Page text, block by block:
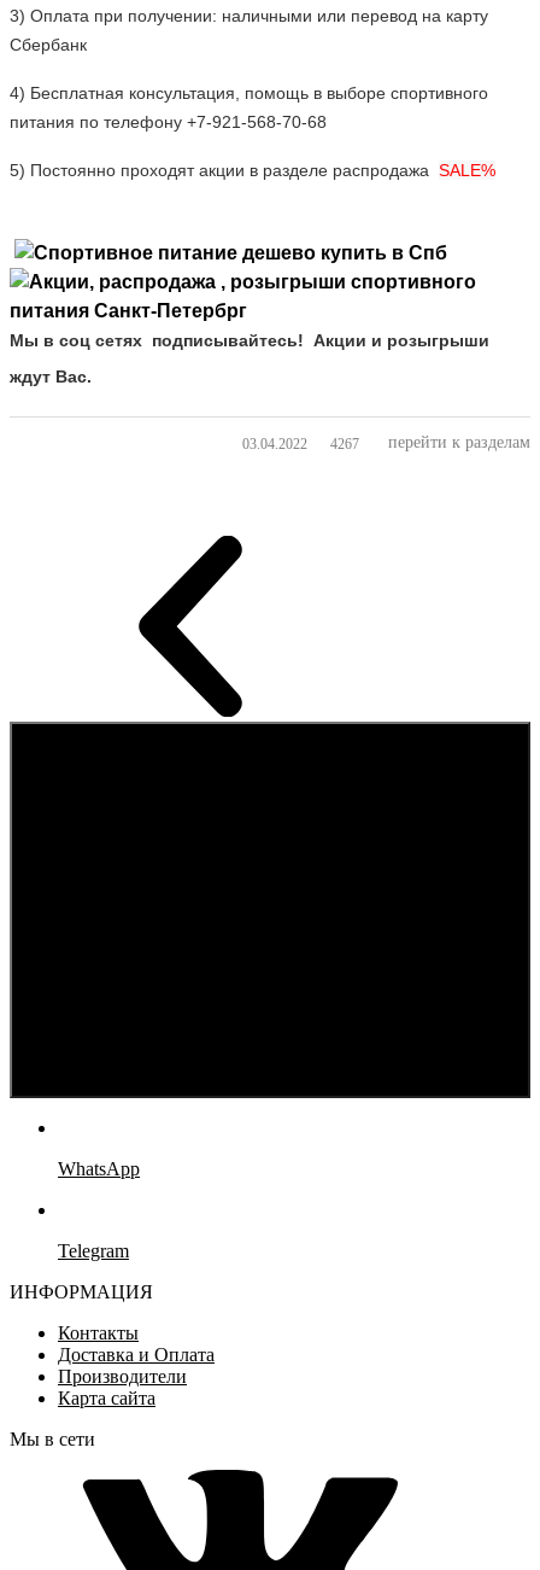
3) Оплата при получении: наличными или перевод на карту
Сбербанк
4) Бесплатная консультация, помощь в выборе спортивного
питания по телефону +7-921-568-70-68
5) Постоянно проходят акции в разделе распродажа SALE%
Мы в соц сетях подписывайтесь! Акции и розыгрыши
ждут Вас.
03.04.2022 4267 перейти к разделам
WhatsApp
Telegram
ИНФОРМАЦИЯ
Контакты
Доставка и Оплата
Производители
Карта сайта
Мы в сети